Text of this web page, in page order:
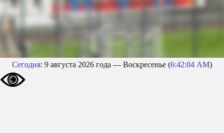
Сегодня: 9 августа 2026 года — Воскресенье (6:42:05 AM)